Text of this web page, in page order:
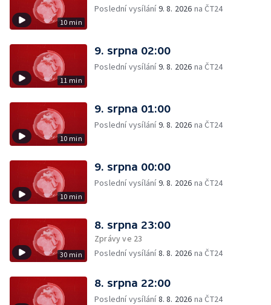
10 min
Poslední vysílání9. 8. 2026 na ČT24
11 min
9. srpna 02:00
Poslední vysílání9. 8. 2026 na ČT24
10 min
9. srpna 01:00
Poslední vysílání9. 8. 2026 na ČT24
10 min
9. srpna 00:00
Poslední vysílání9. 8. 2026 na ČT24
30 min
8. srpna 23:00
Zprávy ve 23
Poslední vysílání8. 8. 2026 na ČT24
8. srpna 22:00
Poslední vysílání8. 8. 2026 na ČT24